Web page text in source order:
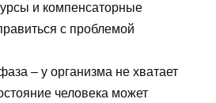
и компенсаторные
с проблемой
– у организма не хватает
человека может